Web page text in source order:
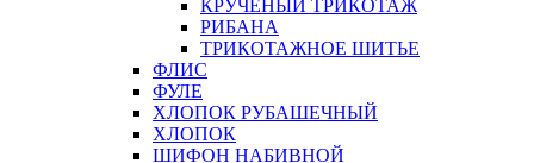
КРУЧЕНЫЙ ТРИКОТАЖ
РИБАНА
ТРИКОТАЖНОЕ ШИТЬЕ
ФЛИС
ФУЛЕ
ХЛОПОК РУБАШЕЧНЫЙ
ХЛОПОК
ШИФОН НАБИВНОЙ